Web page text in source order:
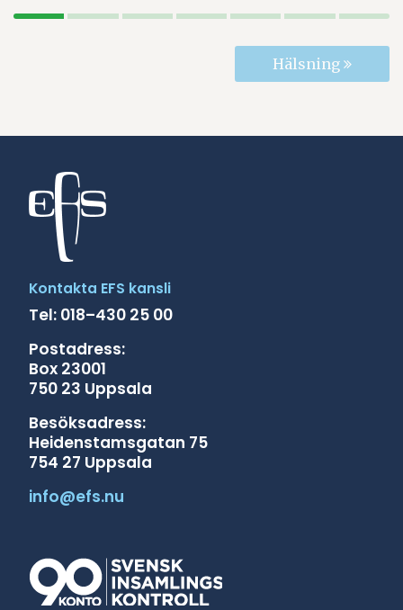
Hälsning
Kontakta EFS kansli
Tel: 018–430 25 00
Postadress:
Box 23001
750 23 Uppsala
Besöksadress:
Heidenstamsgatan 75
754 27 Uppsala
info@efs.nu